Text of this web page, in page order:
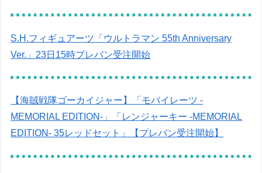
S.H.フィギュアーツ「ウルトラマン 55th Anniversary
Ver.」23日15時プレバン受注開始
【海賊戦隊ゴーカイジャー】「モバイレーツ -
MEMORIAL EDITION-」「レンジャーキー -MEMORIAL
EDITION- 35レッドセット」【プレバン受注開始】